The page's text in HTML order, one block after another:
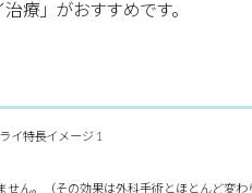
ん。（その効果は外科手術とほとんど変わ